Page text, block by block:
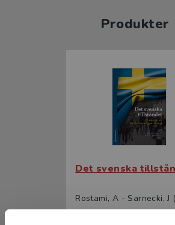
Produkter
Det svenska
Rostami, A - Sarnecki, J